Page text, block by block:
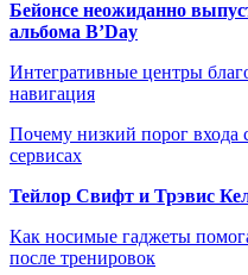
Бейонсе неожиданно
альбома B’Day
Интегративные центры
навигация
Почему низкий порог
сервисах
Тейлор Свифт и Трэвис
Как носимые гаджеты
после тренировок